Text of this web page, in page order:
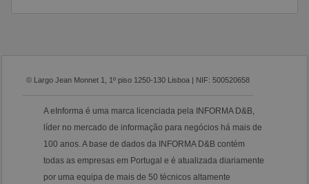
© Largo Jean Monnet 1, 1º piso 1250-130 Lisboa | NIF: 500520658
A eInforma é uma marca licenciada pela INFORMA D&B,
líder no mercado de informação para negócios há mais de
100 anos. A base de dados da INFORMA D&B contém
todas as empresas em Portugal e é atualizada diariamente
por uma equipa de mais de 50 técnicos altamente